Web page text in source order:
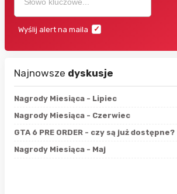
Wyślij alert na maila
Najnowsze dyskusje
Nagrody Miesiąca - Lipiec
Nagrody Miesiąca - Czerwiec
GTA 6 PRE ORDER - czy są już dostępne?
Nagrody Miesiąca - Maj